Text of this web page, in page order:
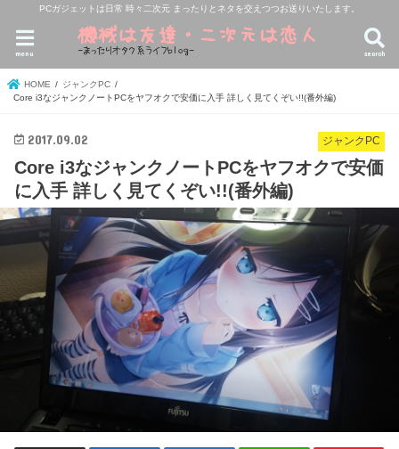
PCガジェットは日常 時々二次元 まったりとネタを交えつつお送りいたします。
search
menu
HOME
ジャンクPC
Core i3なジャンクノートPCをヤフオクで安価に入手 詳しく見てくぞい!!(番外編)
ジャンクPC
2017.09.02
Core i3なジャンクノートPCをヤフオクで安価
に入手 詳しく見てくぞい!!(番外編)